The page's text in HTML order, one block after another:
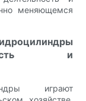
меняющемся
и
играют